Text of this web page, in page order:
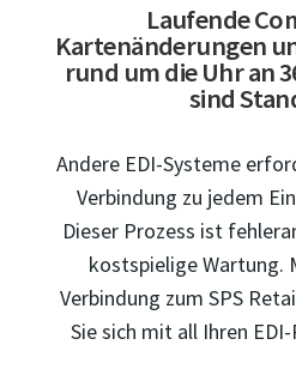
Laufende
Kartenänderungen
rund um die Uhr an
sind
Andere EDI-Systeme
Verbindung zu jedem
Dieser Prozess ist
kostspielige Wartung.
Verbindung zum SPS
Sie sich mit all Ihren